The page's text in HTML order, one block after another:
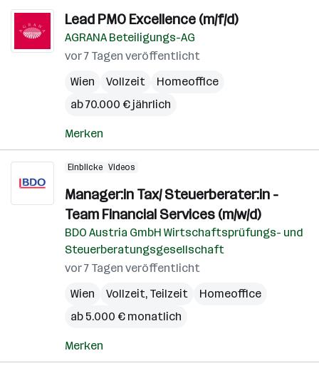
Lead PMO Excellence (m/f/d)
AGRANA Beteiligungs-AG
vor 7 Tagen veröffentlicht
Wien
Vollzeit
Homeoffice
ab 70.000 € jährlich
Merken
Einblicke Videos
Manager:in Tax/ Steuerberater:in -
Team Financial Services (m/w/d)
BDO Austria GmbH Wirtschaftsprüfungs- und
Steuerberatungsgesellschaft
vor 7 Tagen veröffentlicht
Wien
Vollzeit, Teilzeit
Homeoffice
ab 5.000 € monatlich
Merken